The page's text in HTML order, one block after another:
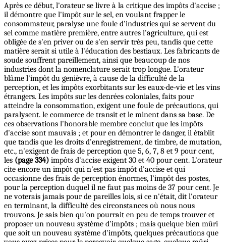
Après ce début, l'orateur se livre à la critique des impôts d'accise ;
il démontre que l'impôt sur le sel, en voulant frapper le
consommateur, paralyse une foule d'industries qui se servent du
sel comme matière première, entre autres l'agriculture, qui est
obligée de s'en priver ou de s'en servir très peu, tandis que cette
matière serait si utile à l'éducation des bestiaux. Les fabricants de
soude souffrent pareillement, ainsi que beaucoup de nos
industries dont la nomenclature serait trop longue. L'orateur
blâme l'impôt du genièvre, à cause de la difficulté de la
perception, et les impôts exorbitants sur les eaux-de-vie et les vins
étrangers. Les impôts sur les denrées coloniales, faits pour
atteindre la consommation, exigent une foule de précautions, qui
paralysent. le commerce de transit et le minent dans sa base. De
ces observations l'honorable membre conclut que les impôts
d'accise sont mauvais ; et pour en démontrer le danger, il établit
que tandis que les droits d'enregistrement, de timbre, de mutation,
etc., n'exigent de frais de perception que 5, 6, 7, 8 et 9 pour cent,
les (page 334) impôts d'accise exigent 30 et 40 pour cent. L'orateur
cite encore un impôt qui n'est pas impôt d'accise et qui
occasionne des frais de perception énormes, l’impôt des postes,
pour la perception duquel il ne faut pas moins de 37 pour cent. Je
ne voterais jamais pour de pareilles lois, si ce n'était, dit l'orateur
en terminant, la difficulté des circonstances où nous nous
trouvons. Je sais bien qu'on pourrait en peu de temps trouver et
proposer un nouveau système d'impôts ; mais quelque bien mûri
que soit un nouveau système d'impôts, quelques précautions que